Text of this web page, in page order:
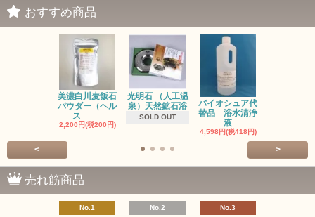
おすすめ商品
美濃白川麦飯石
パウダー（ヘル
ス
2,200円(税200円)
光明石 （人工温
泉）天然鉱石浴
SOLD OUT
バイオシュア代
替品 浴水清浄
液
4,598円(税418円)
< >
売れ筋商品
No.1 No.2 No.3